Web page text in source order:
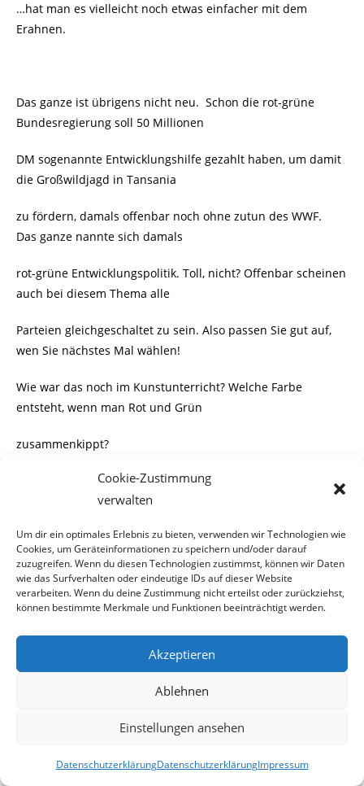
Cookie-Zustimmung
verwalten
Um dir ein optimales Erlebnis zu bieten, verwenden wir Technologien wie
Cookies, um Geräteinformationen zu speichern und/oder darauf
zuzugreifen. Wenn du diesen Technologien zustimmst, können wir Daten
wie das Surfverhalten oder eindeutige IDs auf dieser Website
verarbeiten. Wenn du deine Zustimmung nicht erteilst oder zurückziehst,
können bestimmte Merkmale und Funktionen beeinträchtigt werden.
Akzeptieren
Ablehnen
Einstellungen ansehen
DatenschutzerklärungDatenschutzerklärungImpressum
…hat man es vielleicht noch etwas einfacher mit dem
Erahnen.
Das ganze ist übrigens nicht neu. Schon die rot-grüne
Bundesregierung soll 50 Millionen
DM sogenannte Entwicklungshilfe gezahlt haben, um damit
die Großwildjagd in Tansania
zu fördern, damals offenbar noch ohne zutun des WWF.
Das ganze nannte sich damals
rot-grüne Entwicklungspolitik. Toll, nicht? Offenbar scheinen
auch bei diesem Thema alle
Parteien gleichgeschaltet zu sein. Also passen Sie gut auf,
wen Sie nächstes Mal wählen!
Wie war das noch im Kunstunterricht? Welche Farbe
entsteht, wenn man Rot und Grün
zusammenkippt?
Eigentlich wollte ich Ihnen diese Mail schon heute früh
zuschicken, dass Ihnen auch schön
noch eine nette Mär vom WWF,
ein Interview mit dem WWF Präsidenten Deutschland